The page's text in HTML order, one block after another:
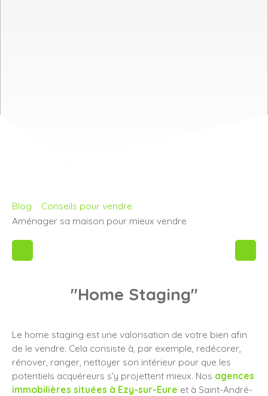
Blog
Conseils pour vendre
Aménager sa maison pour mieux vendre
"Home Staging"
Le home staging est une valorisation de votre bien afin
de le vendre. Cela consiste à, par exemple, redécorer,
rénover, ranger, nettoyer son intérieur pour que les
potentiels acquéreurs s’y projettent mieux. Nos agences
immobilières situées à Ezy-sur-Eure et à Saint-André-